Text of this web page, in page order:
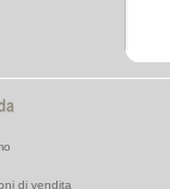
di vendita